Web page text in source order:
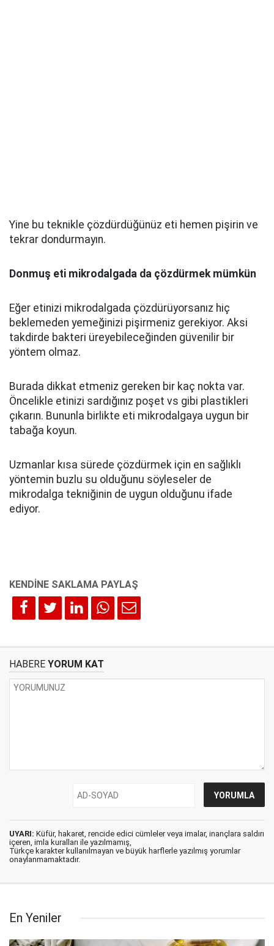
Yine bu teknikle çözdürdüğünüz eti hemen pişirin ve
tekrar dondurmayın.
Donmuş eti mikrodalgada da çözdürmek mümkün
Eğer etinizi mikrodalgada çözdürüyorsanız hiç
beklemeden yemeğinizi pişirmeniz gerekiyor. Aksi
takdirde bakteri üreyebileceğinden güvenilir bir
yöntem olmaz.
Burada dikkat etmeniz gereken bir kaç nokta var.
Öncelikle etinizi sardığınız poşet vs gibi plastikleri
çıkarın. Bununla birlikte eti mikrodalgaya uygun bir
tabağa koyun.
Uzmanlar kısa sürede çözdürmek için en sağlıklı
yöntemin buzlu su olduğunu söyleseler de
mikrodalga tekniğinin de uygun olduğunu ifade
ediyor.
HABERE YORUM KAT
UYARI: Küfür, hakaret, rencide edici cümleler veya imalar, inançlara saldırı
içeren, imla kuralları ile yazılmamış,
Türkçe karakter kullanılmayan ve büyük harflerle yazılmış yorumlar
onaylanmamaktadır.
En Yeniler